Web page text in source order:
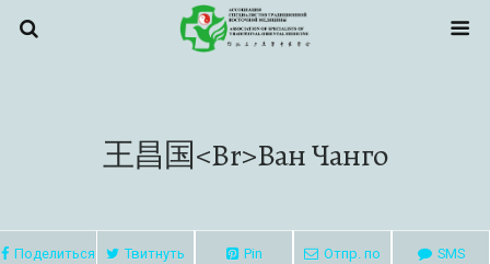
王昌国<br>Ван Чанго
Поделиться Твитнуть Pin
Отпр. по
SMS